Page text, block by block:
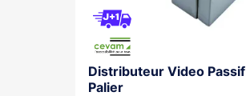
Distributeur Video Passif
Palier